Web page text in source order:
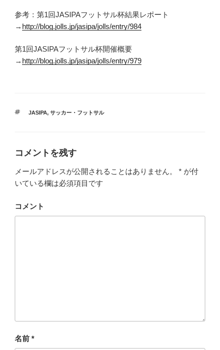
参考：第1回JASIPAフットサル杯結果レポート
→ http://blog.jolls.jp/jasipa/jolls/entry/984
第1回JASIPAフットサル杯開催概要
→ http://blog.jolls.jp/jasipa/jolls/entry/979
タ
JASIPA, サッカー・フットサル
コメントを残す
メールアドレスが公開されることはありません。 * が付
いている欄は必須項目です
コメント
名前 *